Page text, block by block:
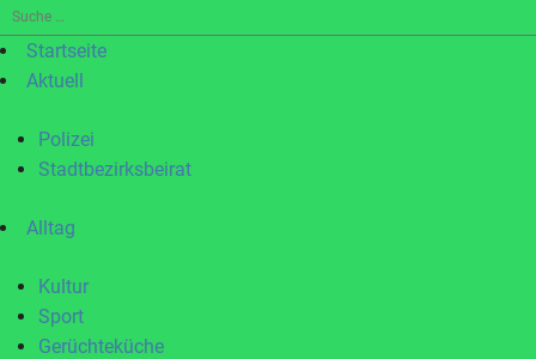
Suche
nach:Startseite
Aktuell
Polizei
Stadtbezirksbeirat
Alltag
Kultur
Sport
Gerüchteküche